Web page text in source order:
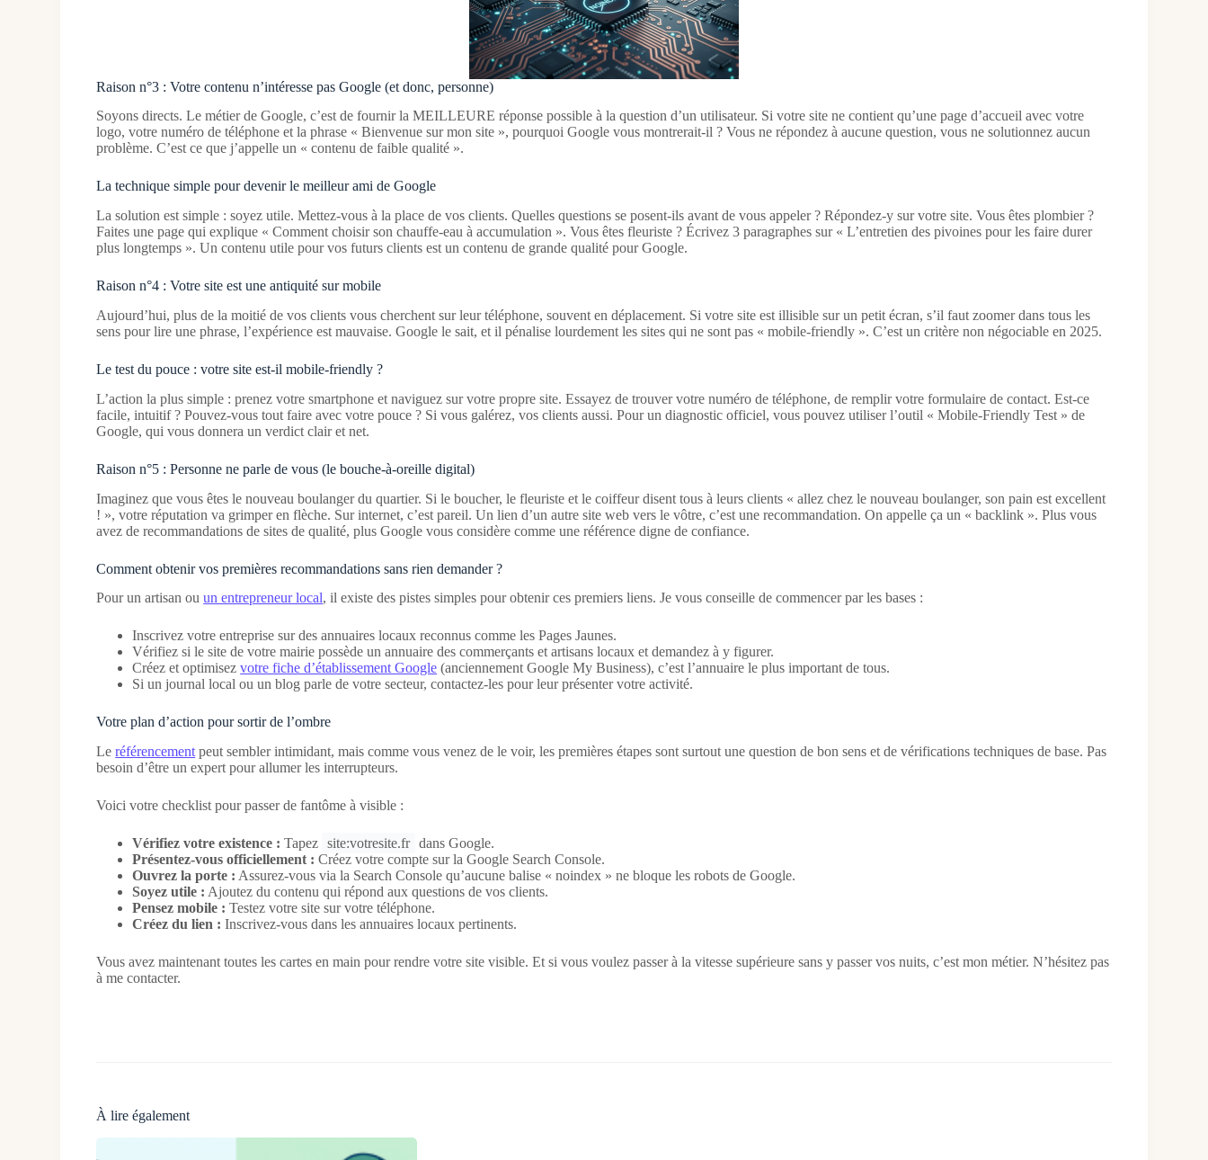
Raison n°3 : Votre contenu n’intéresse pas Google (et donc, personne)
Soyons directs. Le métier de Google, c’est de fournir la MEILLEURE réponse possible à la question d’un utilisateur. Si votre site ne contient qu’une page d’accueil avec votre
logo, votre numéro de téléphone et la phrase « Bienvenue sur mon site », pourquoi Google vous montrerait-il ? Vous ne répondez à aucune question, vous ne solutionnez aucun
problème. C’est ce que j’appelle un « contenu de faible qualité ».
La technique simple pour devenir le meilleur ami de Google
La solution est simple : soyez utile. Mettez-vous à la place de vos clients. Quelles questions se posent-ils avant de vous appeler ? Répondez-y sur votre site. Vous êtes plombier ?
Faites une page qui explique « Comment choisir son chauffe-eau à accumulation ». Vous êtes fleuriste ? Écrivez 3 paragraphes sur « L’entretien des pivoines pour les faire durer
plus longtemps ». Un contenu utile pour vos futurs clients est un contenu de grande qualité pour Google.
Raison n°4 : Votre site est une antiquité sur mobile
Aujourd’hui, plus de la moitié de vos clients vous cherchent sur leur téléphone, souvent en déplacement. Si votre site est illisible sur un petit écran, s’il faut zoomer dans tous les
sens pour lire une phrase, l’expérience est mauvaise. Google le sait, et il pénalise lourdement les sites qui ne sont pas « mobile-friendly ». C’est un critère non négociable en 2025.
Le test du pouce : votre site est-il mobile-friendly ?
L’action la plus simple : prenez votre smartphone et naviguez sur votre propre site. Essayez de trouver votre numéro de téléphone, de remplir votre formulaire de contact. Est-ce
facile, intuitif ? Pouvez-vous tout faire avec votre pouce ? Si vous galérez, vos clients aussi. Pour un diagnostic officiel, vous pouvez utiliser l’outil « Mobile-Friendly Test » de
Google, qui vous donnera un verdict clair et net.
Raison n°5 : Personne ne parle de vous (le bouche-à-oreille digital)
Imaginez que vous êtes le nouveau boulanger du quartier. Si le boucher, le fleuriste et le coiffeur disent tous à leurs clients « allez chez le nouveau boulanger, son pain est excellent
! », votre réputation va grimper en flèche. Sur internet, c’est pareil. Un lien d’un autre site web vers le vôtre, c’est une recommandation. On appelle ça un « backlink ». Plus vous
avez de recommandations de sites de qualité, plus Google vous considère comme une référence digne de confiance.
Comment obtenir vos premières recommandations sans rien demander ?
Pour un artisan ouun entrepreneur local, il existe des pistes simples pour obtenir ces premiers liens. Je vous conseille de commencer par les bases :
Inscrivez votre entreprise sur des annuaires locaux reconnus comme les Pages Jaunes.
Vérifiez si le site de votre mairie possède un annuaire des commerçants et artisans locaux et demandez à y figurer.
Créez et optimisezvotre fiche d’établissement Google (anciennement Google My Business), c’est l’annuaire le plus important de tous.
Si un journal local ou un blog parle de votre secteur, contactez-les pour leur présenter votre activité.
Votre plan d’action pour sortir de l’ombre
Leréférencement peut sembler intimidant, mais comme vous venez de le voir, les premières étapes sont surtout une question de bon sens et de vérifications techniques de base. Pas
besoin d’être un expert pour allumer les interrupteurs.
Voici votre checklist pour passer de fantôme à visible :
Vérifiez votre existence : Tapez site:votresite.fr dans Google.
Présentez-vous officiellement : Créez votre compte sur la Google Search Console.
Ouvrez la porte : Assurez-vous via la Search Console qu’aucune balise « noindex » ne bloque les robots de Google.
Soyez utile : Ajoutez du contenu qui répond aux questions de vos clients.
Pensez mobile : Testez votre site sur votre téléphone.
Créez du lien : Inscrivez-vous dans les annuaires locaux pertinents.
Vous avez maintenant toutes les cartes en main pour rendre votre site visible. Et si vous voulez passer à la vitesse supérieure sans y passer vos nuits, c’est mon métier. N’hésitez pas
à me contacter.
À lire également